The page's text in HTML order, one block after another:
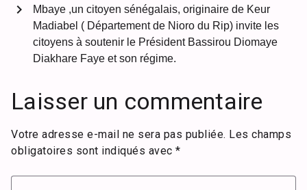
Mbaye ,un citoyen sénégalais, originaire de Keur
Madiabel ( Département de Nioro du Rip) invite les
citoyens à soutenir le Président Bassirou Diomaye
Diakhare Faye et son régime.
chevron_right
Laisser un commentaire
Votre adresse e-mail ne sera pas publiée. Les champs
obligatoires sont indiqués avec *